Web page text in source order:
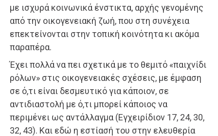
με ισχυρά κοινωνικά ένστικτα, αρχής γενομένης
από την οικογενειακή ζωή, που στη συνέχεια
επεκτείνονται στην τοπική κοινότητα κι ακόμα
παραπέρα.
Έχει πολλά να πει σχετικά με το θεμιτό «παιχνίδι
ρόλων» στις οικογενειακές σχέσεις, με έμφαση
σε ό,τι είναι δεσμευτικό για κάποιον, σε
αντιδιαστολή με ό,τι μπορεί κάποιος να
περιμένει ως αντάλλαγμα (Εγχειρίδιον 17, 24, 30,
32, 43). Και εδώ η εστίασή του στην ελευθερία